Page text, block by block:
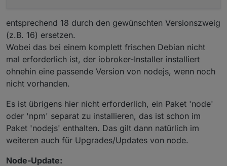
entsprechend 18 durch den gewünschten Versionszweig
(z.B. 16) ersetzen.
Wobei das bei einem komplett frischen Debian nicht
mal erforderlich ist, der iobroker-Installer installiert
ohnehin eine passende Version von nodejs, wenn noch
nicht vorhanden.
Es ist übrigens hier nicht erforderlich, ein Paket 'node'
oder 'npm' separat zu installieren, das ist schon im
Paket 'nodejs' enthalten. Das gilt dann natürlich im
weiteren auch für Upgrades/Updates von node.
Node-Update: